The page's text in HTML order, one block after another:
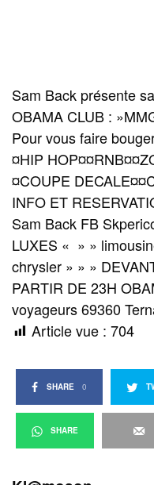
Sam Back présente
OBAMA CLUB :
Pour vous faire
¤HIP
¤COUPE
INFO ET
Sam Back FB
LUXES « » »
chrysler » » »
PARTIR DE 23H
voyageurs 69360
Article vue : 704
SHARE 0
SHARE